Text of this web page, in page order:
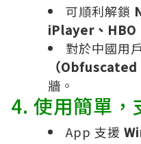
可順利解鎖
iPlayer、HBO
對於中國用
（Obfuscated
牆。
4. 使用簡單，
App 支援